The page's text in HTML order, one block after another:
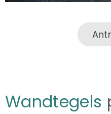
Wandtegels